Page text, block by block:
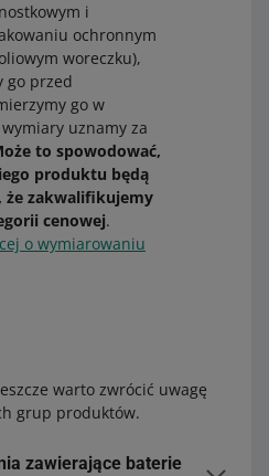
i
ochronnym
woreczku),
go przed
go w
uznamy za
to spowodować,
produktu będą
że zakwalifikujemy
cenowej.
o wymiarowaniu
warto zwrócić uwagę
grup produktów.
zawierające baterie